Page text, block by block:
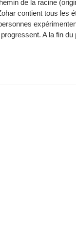
de la racine
contient tous les
progressent. A la fin